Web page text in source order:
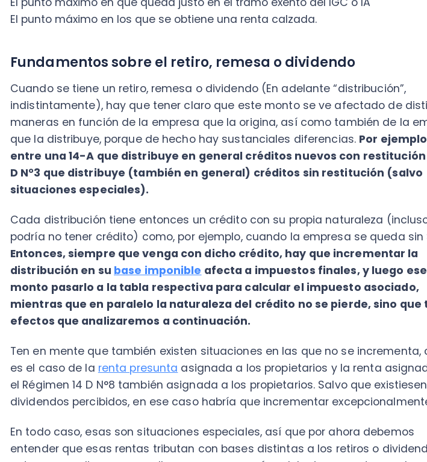
indistintamente), hay que tener claro que este monto se ve afectado de distintas
maneras en función de la empresa que la origina, así como también de la empresa
entre una 14-A que distribuye en general créditos nuevos con restitución y la 14
D N°3 que distribuye (también en general) créditos sin restitución (salvo
situaciones especiales).
Cada distribución tiene entonces un crédito con su propia naturaleza (incluso
podría no tener crédito) como, por ejemplo, cuando la empresa se queda sin SAC.
Entonces, siempre que venga con dicho crédito, hay que incrementar la
distribución en subase imponibleafecta a impuestos finales, y luego ese
monto pasarlo a la tabla respectiva para calcular el impuesto asociado,
mientras que en paralelo la naturaleza del crédito no se pierde, sino que tiene
Ten en mente que también existen situaciones en las que no se incrementa, como
es el caso de la renta presunta asignada a los propietarios y la renta asignada en
el Régimen 14 D N°8 también asignada a los propietarios. Salvo que existiesen
dividendos percibidos, en ese caso habría que incrementar excepcionalmente.
En todo caso, esas son situaciones especiales, así que por ahora debemos
entender que esas rentas tributan con bases distintas a los retiros o dividendos,
veremos que sucede en los casos del Régimen 14-A y el 14 D N°3.
Bien, pongámosle números al asunto. Si tenemos distribuciones en diciembre de
2021 por$1.000.000 a tasa de crédito del 0.11111 (proveniente desde una 14 D N°3) sin
restitución; entonces lo que se va al global son$1.111.111con crédito sin restitución
el mismo monto de$1.000.000, pero con crédito del0.369863con restitución, en
realidad lo que va al global son$1.369.863 con crédito con restitución de $369.863